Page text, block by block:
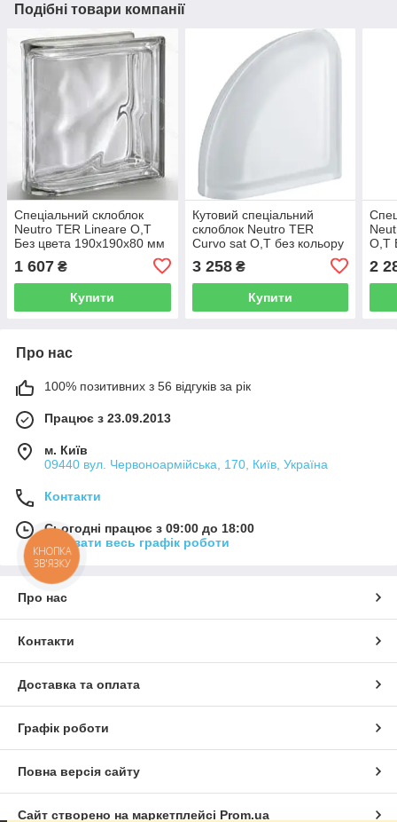
Подібні товари компанії
Спеціальний склоблок
Neutro TER Lineare O,Т
Без цвета 190х190х80 мм
1 607 ₴
Купити
Кутовий спеціальний
склоблок Neutro TER
Curvo sat O,Т без кольору
Design
3 258₴
Купити
O,Т
2
Про нас
100% позитивних з 56 відгуків за рік
Працює з 23.09.2013
м. Київ
09440 вул. Червоноармійська, 170, Київ, Україна
Контакти
Сьогодні працює з 09:00 до 18:00
Показати весь графік роботи
Про нас
Контакти
Доставка та оплата
Графік роботи
Повна версія сайту
Сайт створено на маркетплейсі Prom.ua
КНОПКА
ЗВ'ЯЗКУ